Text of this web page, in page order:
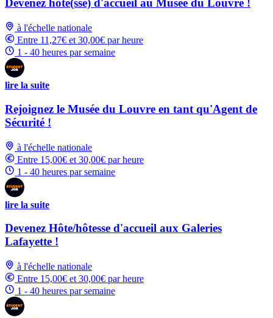
Devenez hôte(sse) d'accueil au Musée du Louvre !
à l'échelle nationale
Entre 11,27€ et 30,00€ par heure
1 - 40 heures par semaine
lire la suite
Rejoignez le Musée du Louvre en tant qu'Agent de
Sécurité !
à l'échelle nationale
Entre 15,00€ et 30,00€ par heure
1 - 40 heures par semaine
lire la suite
Devenez Hôte/hôtesse d'accueil aux Galeries
Lafayette !
à l'échelle nationale
Entre 15,00€ et 30,00€ par heure
1 - 40 heures par semaine